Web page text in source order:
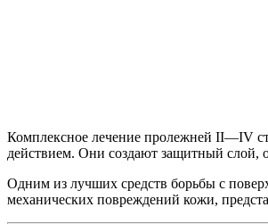
Комплексное лечение пролежней II—IV
действием. Они создают защитный слой,
Одним из лучших средств борьбы с
механических повреждений кожи,